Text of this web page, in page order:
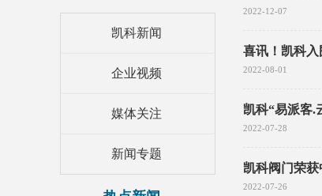
2022-12-07
喜讯！凯科入
2022-08-01
凯科“易派客.
2022-07-28
凯科阀门荣获
2022-07-26
凯科新闻
企业视频
媒体关注
新闻专题
冬日暖阳普照，凯科喜迎贵客
凯科入选上海市市级企业技术